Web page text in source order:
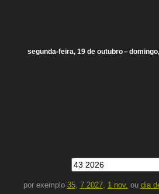
segunda-feira, 19 de outubro –
por exemplo 35, 7 2027, 1 nov. ou dia